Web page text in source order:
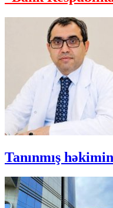
Tanınmış həkimin